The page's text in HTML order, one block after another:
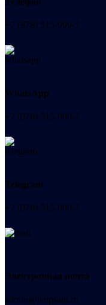
+7 (978) 515-999-7
WhatsApp
+7 (978) 515-999-7
Telegram
+7 (978) 515-999-7
Электронная почта
admin@helpsant.ru